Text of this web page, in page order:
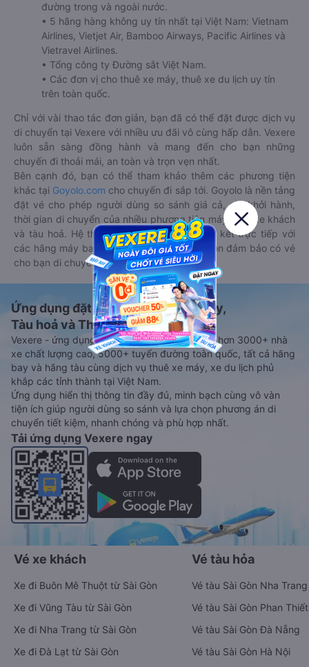
đường trong và ngoài nước.
• 5 hãng hàng không uy tín nhất tại Việt Nam: Vietnam
Airlines, Vietjet Air, Bamboo Airways, Pacific Airlines và
Vietravel Airlines.
• Tổng công ty Đường sắt Việt Nam.
• Các đơn vị cho thuê xe máy, thuê xe du lịch uy tín
trên toàn quốc.
Chỉ với vài thao tác đơn giản, bạn đã có thể đặt được dịch vụ
di chuyển tại Vexere với nhiều ưu đãi vô cùng hấp dẫn. Vexere
luôn sẵn sàng đồng hành và mang đến cho bạn những
chuyến đi thoải mái, an toàn và trọn vẹn nhất.
Bên cạnh đó, bạn có thể tham khảo thêm các phương tiện
khác tại Goyolo.com cho chuyến đi sắp tới. Goyolo là nền tảng
đặt vé cho phép người dùng so sánh giá cả, giờ khởi hành,
thời gian di chuyển của nhiều phương tiện máy bay, xe khách
và tàu hoả. Hệ thống của Goyolo được liên kết trực tiếp với
các hãng máy bay, xe khách và tàu hoả, luôn đảm bảo có vé
cho bạn di chuyển.
Ứng dụng đặt vé Xe khách, Máy bay,
Tàu hoả và Thuê xe
Vexere - ứng dụng đặt vé đa phương tiện với hơn 3000+ nhà
xe chất lượng cao, 5000+ tuyến đường toàn quốc, tất cả hãng
bay và hãng tàu cùng dịch vụ thuê xe máy, xe du lịch phủ
khắp các tỉnh thành tại Việt Nam.
Ứng dụng hiển thị thông tin đầy đủ, minh bạch cùng vô vàn
tiện ích giúp người dùng so sánh và lựa chọn phương án di
chuyển tiết kiệm, nhanh chóng và phù hợp nhất.
Tải ứng dụng Vexere ngay
Vé xe khách
Xe đi Buôn Mê Thuột từ Sài Gòn
Xe đi Vũng Tàu từ Sài Gòn
Xe đi Nha Trang từ Sài Gòn
Xe đi Đà Lạt từ Sài Gòn
Vé tàu hỏa
Vé tàu Sài Gòn Nha Trang
Vé tàu Sài Gòn Phan Thiết
Vé tàu Sài Gòn Đà Nẵng
Vé tàu Sài Gòn Hà Nội